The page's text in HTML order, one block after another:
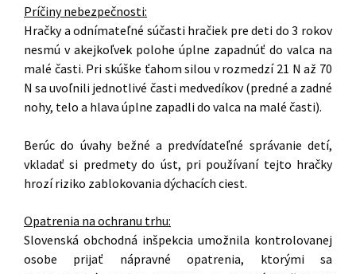
Príčiny nebezpečnosti:
Hračky a odnímateľné súčasti hračiek pre deti do 3 rokov
nesmú v akejkoľvek polohe úplne zapadnúť do valca na
malé časti. Pri skúške ťahom silou v rozmedzí 21 N až 70
N sa uvoľnili jednotlivé časti medvedíkov (predné a zadné
nohy, telo a hlava úplne zapadli do valca na malé časti).
Berúc do úvahy bežné a predvídateľné správanie detí,
vkladať si predmety do úst, pri používaní tejto hračky
hrozí riziko zablokovania dýchacích ciest.
Opatrenia na ochranu trhu:
Slovenská obchodná inšpekcia umožnila kontrolovanej
osobe prijať nápravné opatrenia, ktorými sa